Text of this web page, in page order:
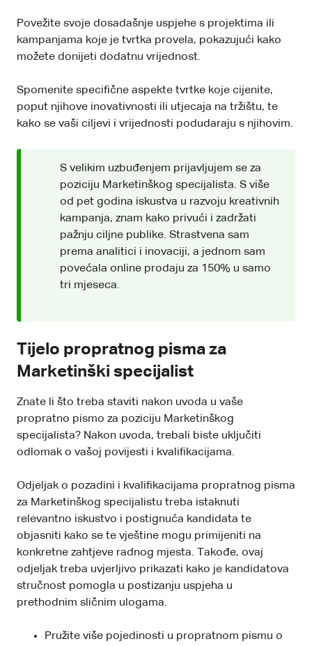
Povežite svoje dosadašnje uspjehe s projektima ili
kampanjama koje je tvrtka provela, pokazujući kako
možete donijeti dodatnu vrijednost.
Spomenite specifične aspekte tvrtke koje cijenite,
poput njihove inovativnosti ili utjecaja na tržištu, te
kako se vaši ciljevi i vrijednosti podudaraju s njihovim.
S velikim uzbuđenjem prijavljujem se za
poziciju Marketinškog specijalista. S više
od pet godina iskustva u razvoju kreativnih
kampanja, znam kako privući i zadržati
pažnju ciljne publike. Strastvena sam
prema analitici i inovaciji, a jednom sam
povećala online prodaju za 150% u samo
tri mjeseca.
Tijelo propratnog pisma za
Marketinški specijalist
Znate li što treba staviti nakon uvoda u vaše
propratno pismo za poziciju Marketinškog
specijalista? Nakon uvoda, trebali biste uključiti
odlomak o vašoj povijesti i kvalifikacijama.
Odjeljak o pozadini i kvalifikacijama propratnog pisma
za Marketinškog specijalistu treba istaknuti
relevantno iskustvo i postignuća kandidata te
objasniti kako se te vještine mogu primijeniti na
konkretne zahtjeve radnog mjesta. Takođe, ovaj
odjeljak treba uvjerljivo prikazati kako je kandidatova
stručnost pomogla u postizanju uspjeha u
prethodnim sličnim ulogama.
Pružite više pojedinosti u propratnom pismu o